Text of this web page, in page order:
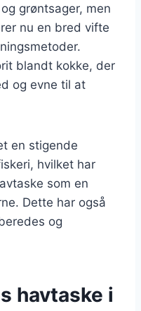
grøntsager, men
nu en bred vifte
blandt kokke, der
og evne til at
en stigende
hvilket har
som en
Dette har også
og
havtaske i